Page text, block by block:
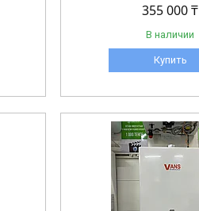
355 000 ₸
В наличии
Купить